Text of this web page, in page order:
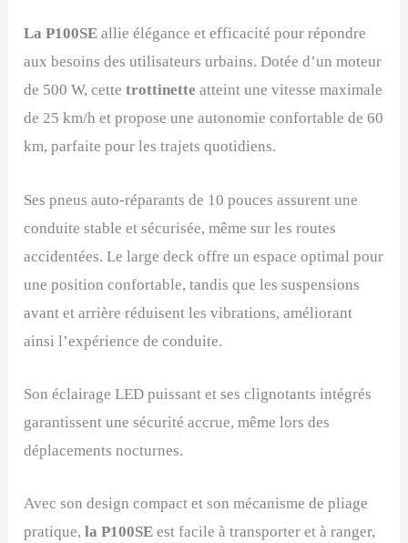
La P100SE allie élégance et efficacité pour répondre
aux besoins des utilisateurs urbains. Dotée d’un moteur
de 500 W, cettetrottinetteatteint une vitesse maximale
de 25 km/h et propose une autonomie confortable de 60
km, parfaite pour les trajets quotidiens.
Ses pneus auto-réparants de 10 pouces assurent une
conduite stable et sécurisée, même sur les routes
accidentées. Le large deck offre un espace optimal pour
une position confortable, tandis que les suspensions
avant et arrière réduisent les vibrations, améliorant
ainsi l’expérience de conduite.
Son éclairage LED puissant et ses clignotants intégrés
garantissent une sécurité accrue, même lors des
déplacements nocturnes.
Avec son design compact et son mécanisme de pliage
pratique,la P100SE est facile à transporter et à ranger,